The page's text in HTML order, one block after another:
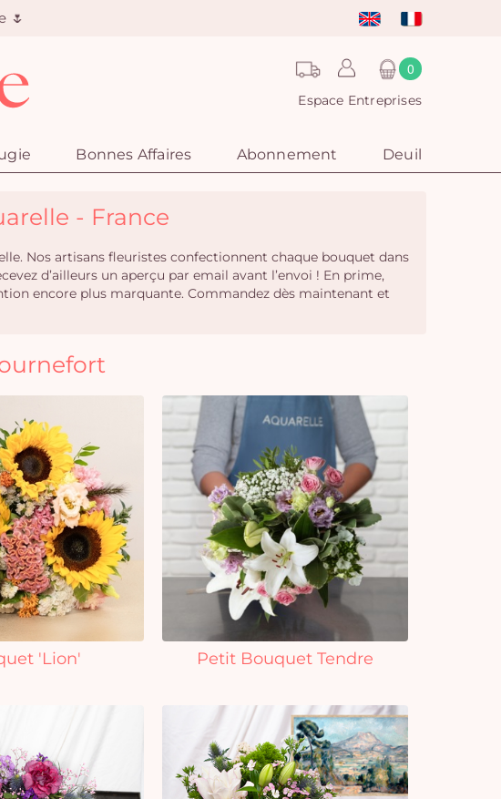
🌷
0
Espace Entreprises
Bonnes Affaires Abonnement Deuil
- France
Nos artisans fleuristes confectionnent chaque bouquet dans
d’ailleurs un aperçu par email avant l’envoi ! En prime,
encore plus marquante. Commandez dès maintenant et
'Lion' Petit Bouquet Tendre